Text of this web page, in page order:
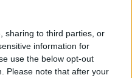
sharing to third parties, or
information for
use the below opt-out
Please note that after your
Ονομαστικά η χημική
μόνο η πρώτη
στον εισπνεόμενο